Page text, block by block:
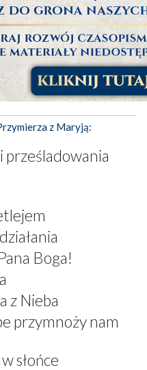
z Maryją:
prześladowania
Boga!
z Nieba
przymnoży nam
słońce